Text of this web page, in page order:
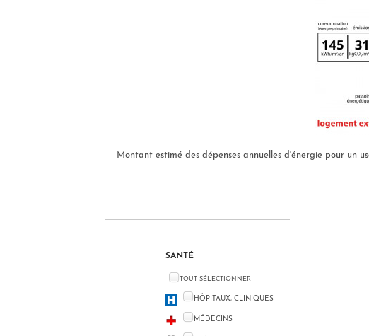
Montant estimé des dépenses annuelles d'énergie pour un
SANTÉ
TOUT SÉLECTIONNER
HÔPITAUX, CLINIQUES
MÉDECINS